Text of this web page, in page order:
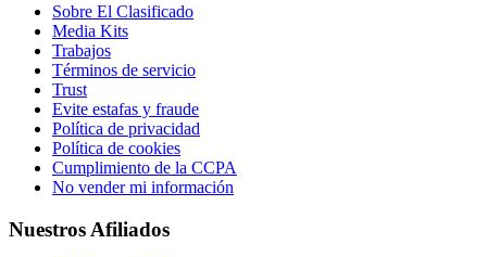
Sobre El Clasificado
Media Kits
Trabajos
Términos de servicio
Trust
Evite estafas y fraude
Política de privacidad
Política de cookies
Cumplimiento de la CCPA
No vender mi información
Nuestros Afiliados